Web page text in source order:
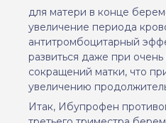
для матери в конце
увеличение периода
антитромбоцитарный
развиться даже при очень
сокращений матки, что
увеличению
Итак, Ибупрофен